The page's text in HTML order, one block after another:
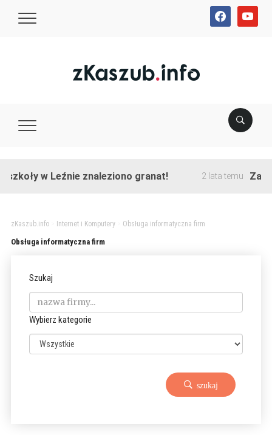
facebookyoutube
w Leźnie znaleziono granat! 2 lata temu
zKaszub.info> Internet i Komputery> Obsługa informatyczna firm
Obsługa informatyczna firm
Szukaj
Wybierz kategorie
szukaj